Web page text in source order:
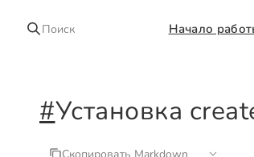
Поиск Начало
#Установка
Скопировать Markdown